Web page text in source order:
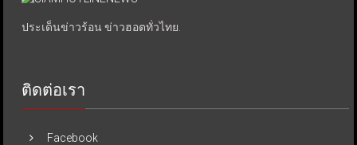
ประเด็นข่าวร้อน ข่าวฮอตทั่วไทย.
ติดต่อเรา
Facebook